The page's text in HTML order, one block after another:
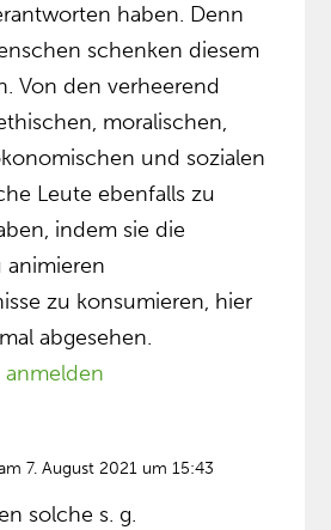
haben. Denn
schenken diesem
Von den verheerend
moralischen,
und sozialen
Leute ebenfalls zu
indem sie die
animieren
zu konsumieren, hier
abgesehen.
7. August 2021 um 15:43
solche s. g.